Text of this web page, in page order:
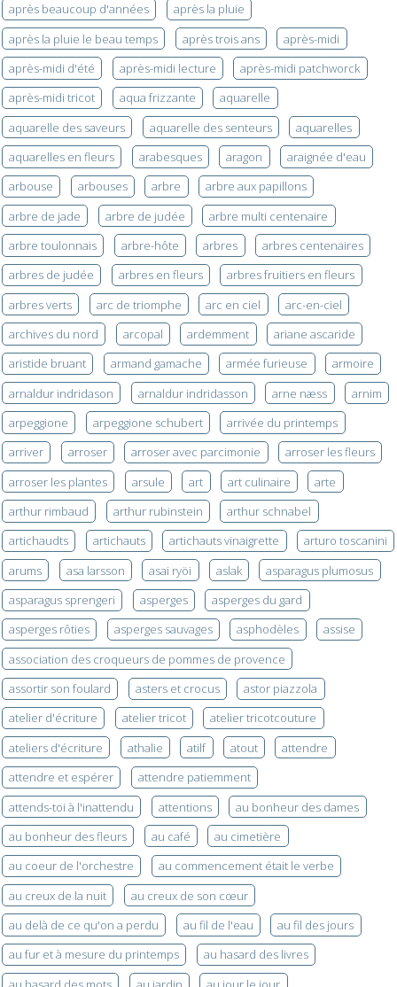
après beaucoup d'années
après la pluie
après la pluie le beau temps
après trois ans
après-midi
après-midi d'été
après-midi lecture
après-midi patchworck
après-midi tricot
aqua frizzante
aquarelle
aquarelle des saveurs
aquarelle des senteurs
aquarelles
aquarelles en fleurs
arabesques aragon
araignée d'eau
arbouse
arbouses arbre
arbre aux papillons
arbre de jade
arbre de judée
arbre multi centenaire
arbre toulonnais
arbre-hôte arbres
arbres centenaires
arbres de judée
arbres en fleurs
arbres fruitiers en fleurs
arbres verts
arc de triomphe arc en ciel
arc-en-ciel
archives du nord
arcopal ardemment
ariane ascaride
aristide bruant
armand gamache armée furieuse
armoire
arnaldur indridason
arnaldur indridasson arne næss
arnim
arpeggione
arpeggione schubert
arrivée du printemps
arriver
arroser arroser avec parcimonie
arroser les fleurs
arroser les plantes
arsule art art culinaire
arte
arthur rimbaud
arthur rubinstein
arthur schnabel
artichaudts
artichauts artichauts vinaigrette
arturo toscanini
arums
asa larsson asai ryöi aslak
asparagus plumosus
asparagus sprengeri
asperges
asperges du gard
asperges rôties
asperges sauvages asphodèles
assise
association des croqueurs de pommes de provence
assortir son foulard
asters et crocus
astor piazzola
atelier d'écriture
atelier tricot
atelier tricotcouture
ateliers d'écriture
athalie atilf atout
attendre
attendre et espérer
attendre patiemment
attends-toi à l'inattendu
attentions
au bonheur des dames
au bonheur des fleurs
au café
au cimetière
au coeur de l'orchestre
au commencement était le verbe
au creux de la nuit
au creux de son cœur
au delà de ce qu'on a perdu
au fil de l'eau
au fil des jours
au fur et à mesure du printemps
au hasard des livres